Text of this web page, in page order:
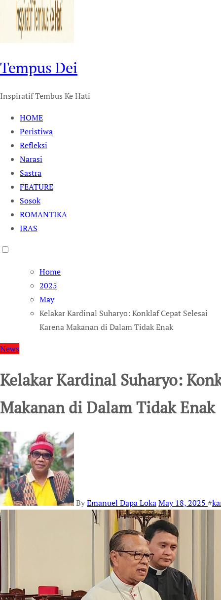
Tempus Dei
Inspiratif Tembus Ke Hati
HOME
Peristiwa
Refleksi
Narasi
Sastra
FEATURE
Sosok
ROMANTIKA
IRAS
Home
2025
May
Kelakar Kardinal Suharyo: Konklaf Cepat Selesai
Karena Makanan di Dalam Tidak Enak
News
Kelakar Kardinal Suharyo:
Makanan di Dalam Tidak Enak
ByEmanuel Dapa LokaMay 18, 2025 #